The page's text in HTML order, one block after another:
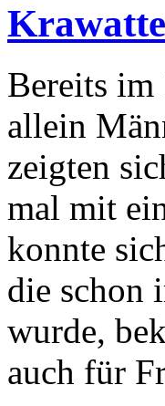
Bereits
allein
zeigten
mal mit
konnte
die schon
wurde,
auch für